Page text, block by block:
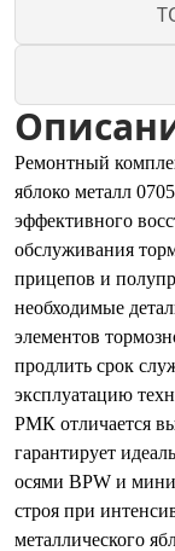
Ремонтный
яблоко металл
эффективного
обслуживания
прицепов и
необходимые
элементов
продлить срок
эксплуатацию
РМК отличается
гарантирует
осями BPW и
строя при
металлического